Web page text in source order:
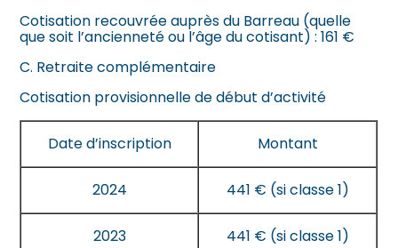
Cotisation recouvrée auprès du Barreau (quelle
que soit l’ancienneté ou l’âge du cotisant) : 161 €
C. Retraite complémentaire
Cotisation provisionnelle de début d’activité
Date d’inscription Montant
2024 441 € (si classe 1)
2023 441 € (si classe 1)